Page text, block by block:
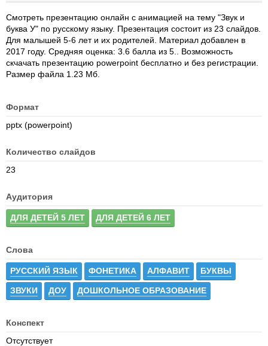
Смотреть презентацию онлайн с анимацией на тему "Звук и
буква У" по русскому языку. Презентация состоит из 23 слайдов.
Для малышей 5-6 лет и их родителей. Материал добавлен в
2017 году. Средняя оценка: 3.6 балла из 5.. Возможность
скчачать презентацию powerpoint бесплатно и без регистрации.
Размер файла 1.23 Мб.
Формат
pptx (powerpoint)
Количество слайдов
23
Аудитория
ДЛЯ ДЕТЕЙ 5 ЛЕТ ДЛЯ ДЕТЕЙ 6 ЛЕТ
Слова
РУССКИЙ ЯЗЫК ФОНЕТИКА АЛФАВИТ БУКВЫ
ЗВУКИ ДОУ ДОШКОЛЬНОЕ ОБРАЗОВАНИЕ
Конспект
Отсутствует